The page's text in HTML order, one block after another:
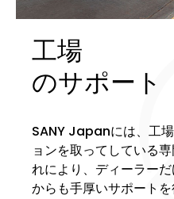
工場
のサポート
SANY Japanには、工
ョンを取ってしている
れにより、ディーラー
からも手厚いサポートを